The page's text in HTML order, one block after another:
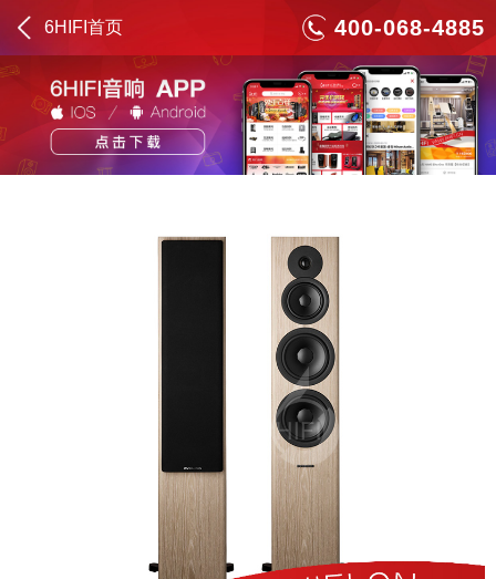
6HIFI首页 400-068-4885